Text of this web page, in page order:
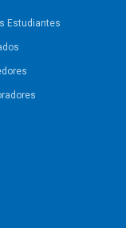
Estudiantes